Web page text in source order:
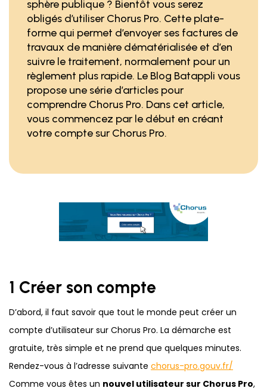
sphère publique ? Bientôt vous serez
obligés d’utiliser Chorus Pro. Cette plate-
forme qui permet d’envoyer ses factures de
travaux de manière dématérialisée et d’en
suivre le traitement, normalement pour un
règlement plus rapide. Le Blog Batappli vous
propose une série d’articles pour
comprendre Chorus Pro. Dans cet article,
vous commencez par le début en créant
votre compte sur Chorus Pro.
1 Créer son compte
D’abord, il faut savoir que tout le monde peut créer un
compte d’utilisateur sur Chorus Pro. La démarche est
gratuite, très simple et ne prend que quelques minutes.
Rendez-vous à l’adresse suivante chorus-pro.gouv.fr/
Comme vous êtes un nouvel utilisateur sur Chorus Pro,